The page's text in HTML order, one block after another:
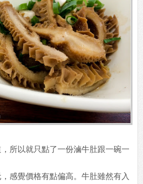
所以就只點了一份滷牛肚跟一碗一
感覺價格有點偏高。牛肚雖然有入